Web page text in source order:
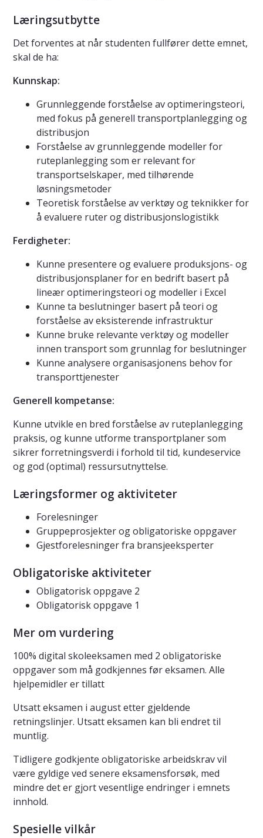
Læringsutbytte
Det forventes at når studenten fullfører dette emnet,
skal de ha:
Kunnskap:
Grunnleggende forståelse av optimeringsteori,
med fokus på generell transportplanlegging og
distribusjon
Forståelse av grunnleggende modeller for
ruteplanlegging som er relevant for
transportselskaper, med tilhørende
løsningsmetoder
Teoretisk forståelse av verktøy og teknikker for
å evaluere ruter og distribusjonslogistikk
Ferdigheter:
Kunne presentere og evaluere produksjons- og
distribusjonsplaner for en bedrift basert på
lineær optimeringsteori og modeller i Excel
Kunne ta beslutninger basert på teori og
forståelse av eksisterende infrastruktur
Kunne bruke relevante verktøy og modeller
innen transport som grunnlag for beslutninger
Kunne analysere organisasjonens behov for
transporttjenester
Generell kompetanse:
Kunne utvikle en bred forståelse av ruteplanlegging
praksis, og kunne utforme transportplaner som
sikrer forretningsverdi i forhold til tid, kundeservice
og god (optimal) ressursutnyttelse.
Læringsformer og aktiviteter
Forelesninger
Gruppeprosjekter og obligatoriske oppgaver
Gjestforelesninger fra bransjeeksperter
Obligatoriske aktiviteter
Obligatorisk oppgave 2
Obligatorisk oppgave 1
Mer om vurdering
100% digital skoleeksamen med 2 obligatoriske
oppgaver som må godkjennes før eksamen. Alle
hjelpemidler er tillatt
Utsatt eksamen i august etter gjeldende
retningslinjer. Utsatt eksamen kan bli endret til
muntlig.
Tidligere godkjente obligatoriske arbeidskrav vil
være gyldige ved senere eksamensforsøk, med
mindre det er gjort vesentlige endringer i emnets
innhold.
Spesielle vilkår